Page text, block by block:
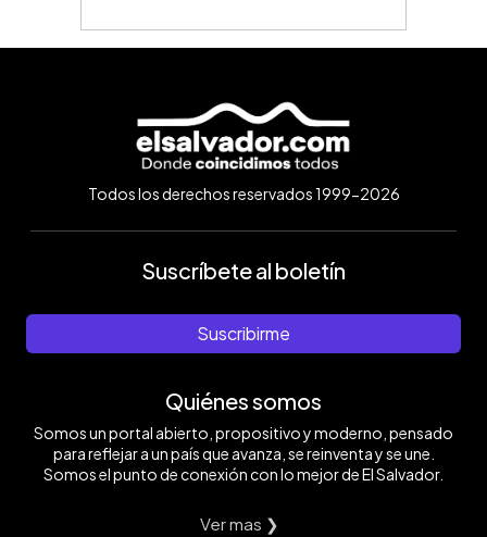
Todos los derechos reservados 1999-2026
Suscríbete al boletín
Suscribirme
Quiénes somos
Somos un portal abierto, propositivo y moderno, pensado
para reflejar a un país que avanza, se reinventa y se une.
Somos el punto de conexión con lo mejor de El Salvador.
Ver mas ❯